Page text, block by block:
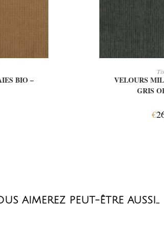
BIO –
VELOURS
GRIS
€
AIMEREZ PEUT-ÊTRE AUSSI…